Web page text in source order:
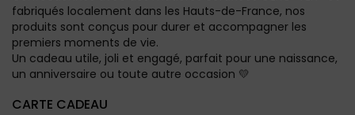
fabriqués localement dans les Hauts-de-France, nos
produits sont conçus pour durer et accompagner les
premiers moments de vie.
Un cadeau utile, joli et engagé, parfait pour une naissance,
un anniversaire ou toute autre occasion 💛
CARTE CADEAU